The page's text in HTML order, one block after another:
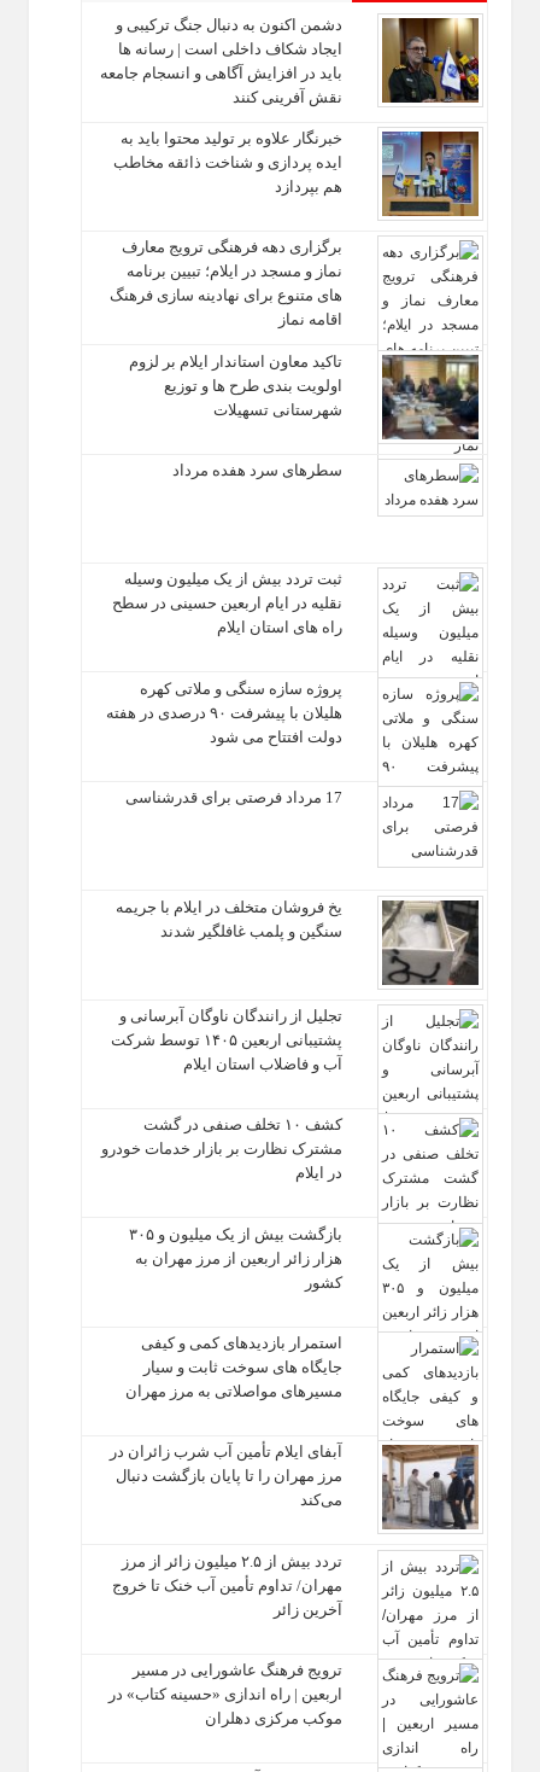
دشمن اکنون به دنبال جنگ ترکیبی و
ایجاد شکاف داخلی است | رسانه‌ ها
باید در افزایش آگاهی و انسجام جامعه
نقش‌ آفرینی کنند
خبرنگار علاوه بر تولید محتوا باید به
ایده‌ پردازی و شناخت ذائقه مخاطب
هم بپردازد
برگزاری دهه فرهنگی ترویج معارف
نماز و مسجد در ایلام؛ تبیین برنامه‌
های متنوع برای نهادینه‌ سازی فرهنگ
اقامه نماز
تاکید معاون استاندار ایلام بر لزوم
اولویت‌ بندی طرح‌ ها و توزیع
شهرستانی تسهیلات
سطرهای سرد هفده مرداد
ثبت تردد بیش از یک میلیون وسیله
نقلیه در ایام اربعین حسینی در سطح
راه‌ های استان ایلام
پروژه سازه سنگی و ملاتی کهره
هلیلان با پیشرفت ۹۰ درصدی در هفته
دولت افتتاح می شود
17 مرداد فرصتی برای قدرشناسی
یخ‌ فروشان متخلف در ایلام با جریمه
سنگین و پلمب غافلگیر شدند
تجلیل از رانندگان ناوگان آبرسانی و
پشتیبانی اربعین ۱۴۰۵ توسط شرکت
آب و فاضلاب استان ایلام
کشف ۱۰ تخلف صنفی در گشت
مشترک نظارت بر بازار خدمات خودرو
در ایلام
بازگشت بیش از یک میلیون و ۳۰۵
هزار زائر اربعین از مرز مهران به
کشور
استمرار بازدیدهای کمی و کیفی
جایگاه‌ های سوخت ثابت و سیار
مسیرهای مواصلاتی به مرز مهران
آبفای ایلام تأمین آب شرب زائران در
مرز مهران را تا پایان بازگشت دنبال
می‌کند
تردد بیش از ۲.۵ میلیون زائر از مرز
مهران/ تداوم تأمین آب خنک تا خروج
آخرین زائر
ترویج فرهنگ عاشورایی در مسیر
اربعین | راه‌ اندازی «حسینه کتاب» در
موکب مرکزی دهلران